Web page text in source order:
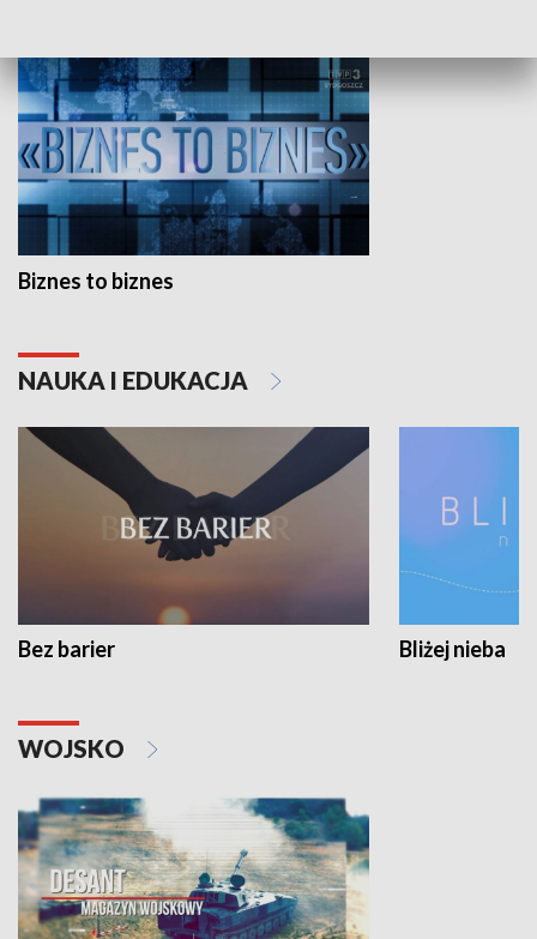
Biznes to biznes
NAUKA I EDUKACJA
Bez barier Bliżej nieba
WOJSKO